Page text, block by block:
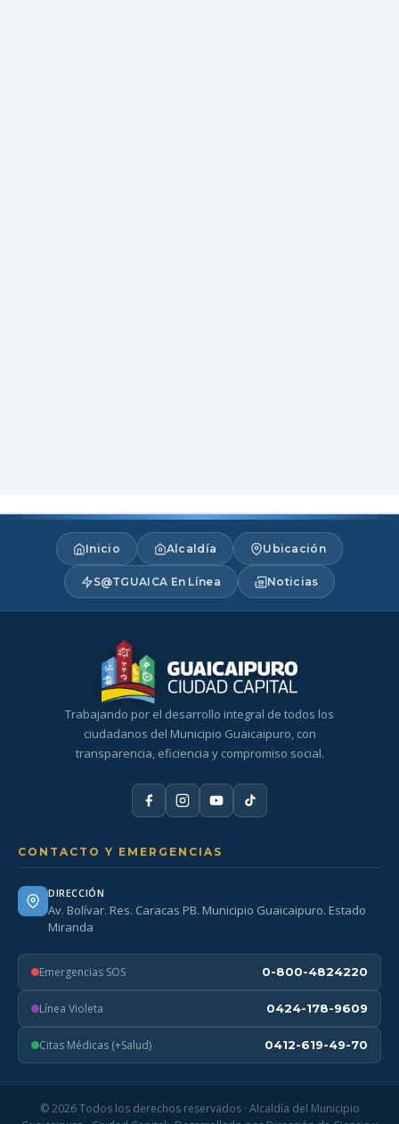
Inicio Alcaldía Ubicación
S@TGUAICA En Línea Noticias
Trabajando por el desarrollo integral de todos los
ciudadanos del Municipio Guaicaipuro, con
transparencia, eficiencia y compromiso social.
CONTACTO Y EMERGENCIAS
DIRECCIÓN
Av. Bolívar. Res. Caracas PB. Municipio Guaicaipuro. Estado
Miranda
Emergencias SOS 0-800-4824220
Línea Violeta 0424-178-9609
Citas Médicas (+Salud) 0412-619-49-70
© 2026 Todos los derechos reservados · Alcaldía del Municipio